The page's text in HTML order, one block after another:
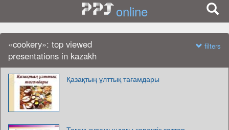
online
«cookery»: top viewed
presentations in kazakh
filters
Қазақтың ұлттық тағамдары